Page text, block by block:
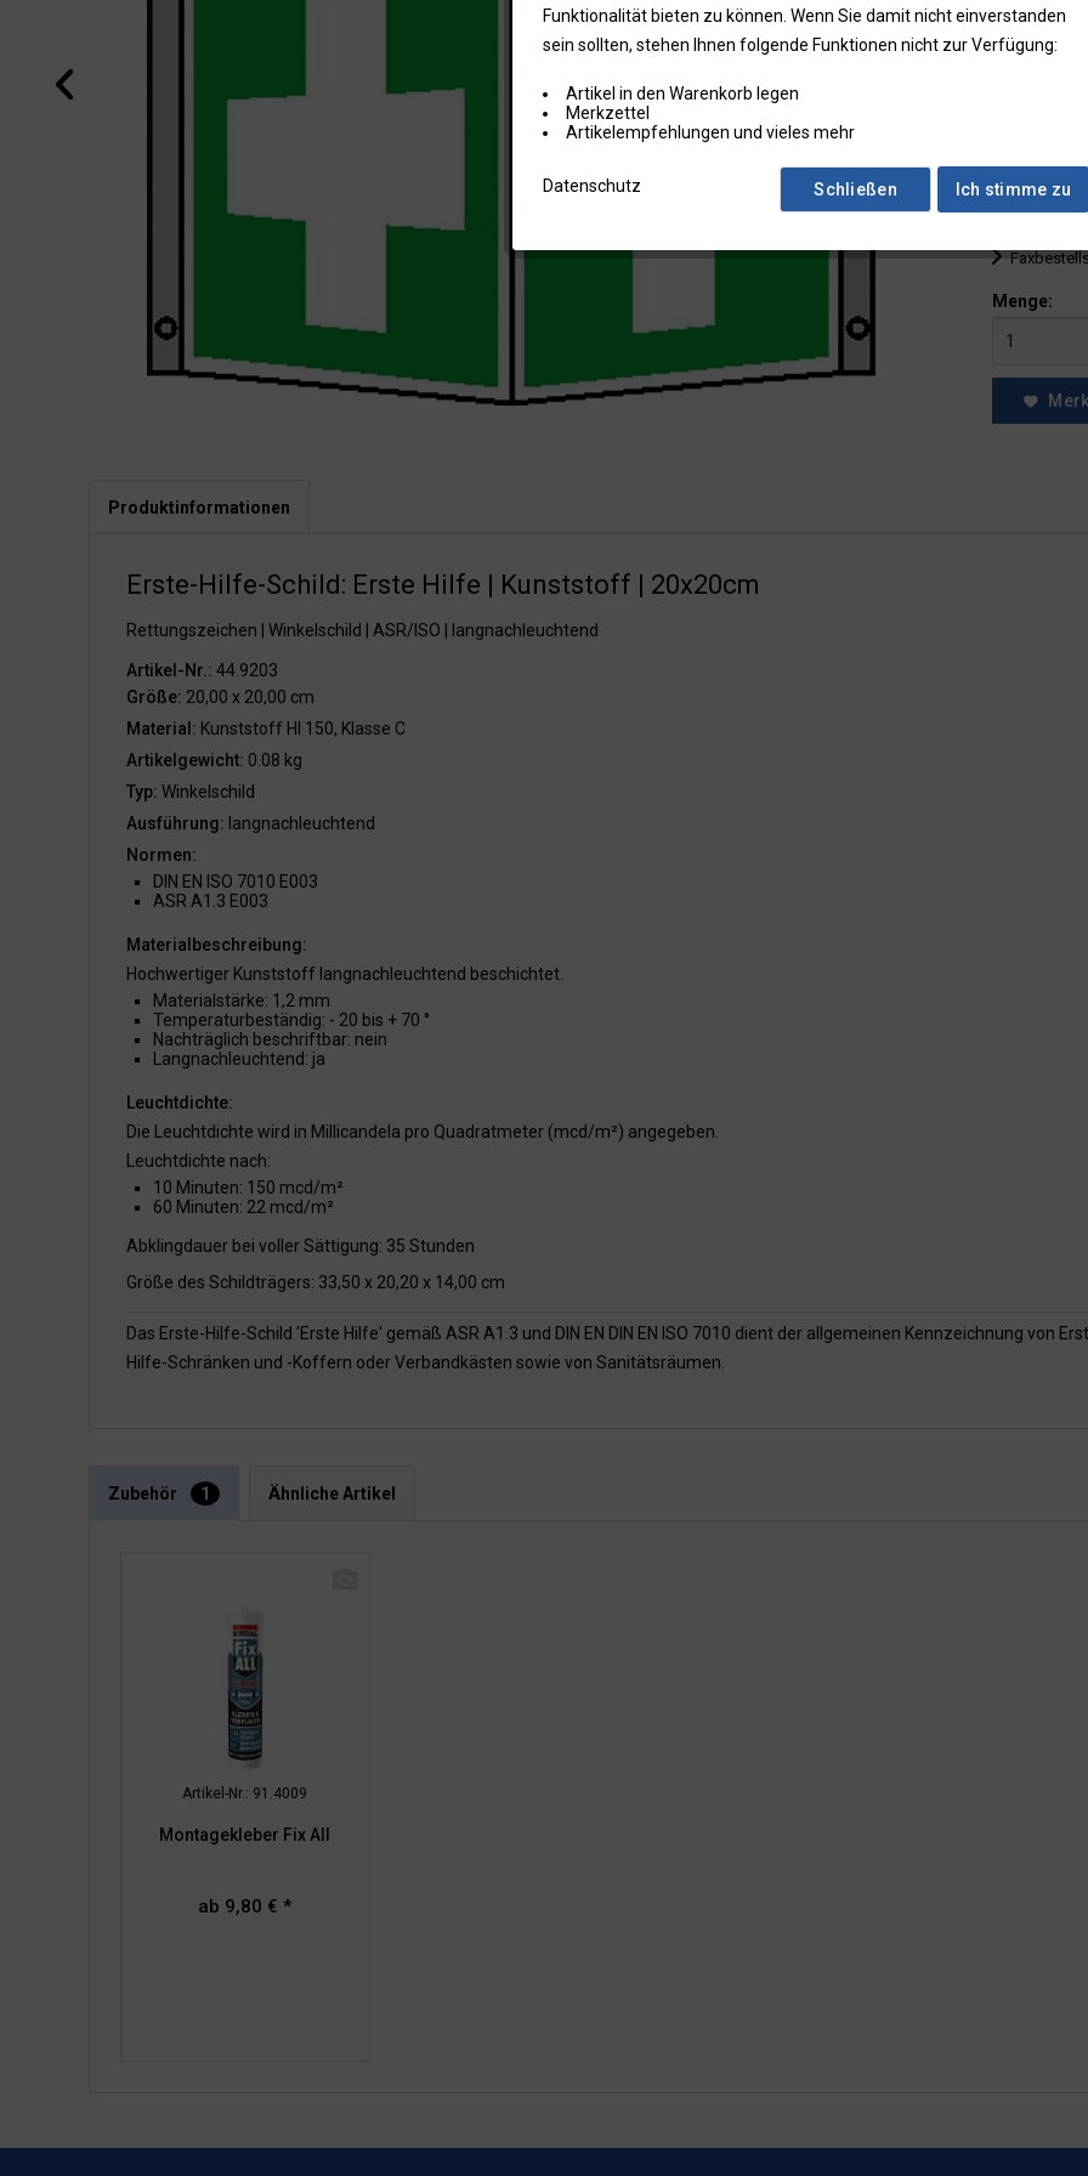
bis9
* Preise zzgl.
Preise in
Menge:
Produktinformationen
Erste-Hilfe-Schild: Erste Hilfe | Kunststoff | 20x20cm
Rettungszeichen | Winkelschild | ASR/ISO | langnachleuchtend
Artikel-Nr.: 44.9203
Größe: 20,00 x 20,00 cm
Material: Kunststoff HI 150, Klasse C
Artikelgewicht: 0.08 kg
Typ: Winkelschild
Ausführung: langnachleuchtend
Normen:
DIN EN ISO 7010 E003
ASR A1.3 E003
Materialbeschreibung:
Hochwertiger Kunststoff langnachleuchtend beschichtet.
Materialstärke: 1,2 mm
Temperaturbeständig: - 20 bis + 70 °
Nachträglich beschriftbar: nein
Langnachleuchtend: ja
Leuchtdichte:
Die Leuchtdichte wird in Millicandela pro Quadratmeter (mcd/m²) angegeben.
Leuchtdichte nach:
10 Minuten: 150 mcd/m²
60 Minuten: 22 mcd/m²
Abklingdauer bei voller Sättigung: 35 Stunden
Größe des Schildträgers: 33,50 x 20,20 x 14,00 cm
Das Erste-Hilfe-Schild 'Erste Hilfe' gemäß ASR A1.3 und DIN EN DIN EN ISO 7010 dient der allgemeinen Kennzeichnung von
Hilfe-Schränken und -Koffern oder Verbandkästen sowie von Sanitätsräumen.
Zubehör 1 Ähnliche Artikel
Artikel-Nr.: 91.4009
Montagekleber Fix All
ab 9,80 € *
Funktionalität bieten zu können. Wenn Sie damit nicht einverstanden
sein sollten, stehen Ihnen folgende Funktionen nicht zur Verfügung:
Artikel in den Warenkorb legen
Merkzettel
Artikelempfehlungen und vieles mehr
Datenschutz Ich stimme zu
Schließen